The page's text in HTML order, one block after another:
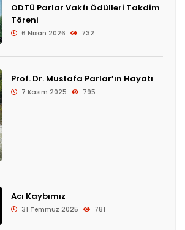
ODTÜ Parlar Vakfı Ödülleri Takdim
Töreni
6 Nisan 2026 732
Prof. Dr. Mustafa Parlar’ın Hayatı
7 Kasım 2025 795
Acı Kaybımız
31 Temmuz 2025 781